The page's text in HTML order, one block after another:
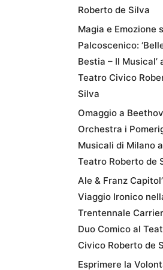
Roberto de Silva
Magia e Emozione
Palcoscenico:
Bestia – Il Musical’
Teatro Civico
Silva
Omaggio a
Orchestra i
Musicali di Milano
Teatro Roberto de
Ale & Franz
Viaggio Ironico
Trentennale
Duo Comico al
Civico Roberto de
Esprimere la